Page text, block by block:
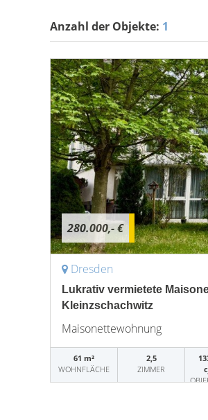
Anzahl der Objekte: 1
280.000,- €
Dresden
Lukrativ vermietete
Kleinzschachwitz
Maisonettewohnung
61 m²
WOHNFLÄCHE
2,5
ZIMMER